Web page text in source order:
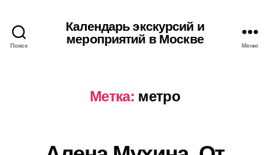
Поиск
Календарь экскурсий и
мероприятий в Москве Меню
Метка: метро